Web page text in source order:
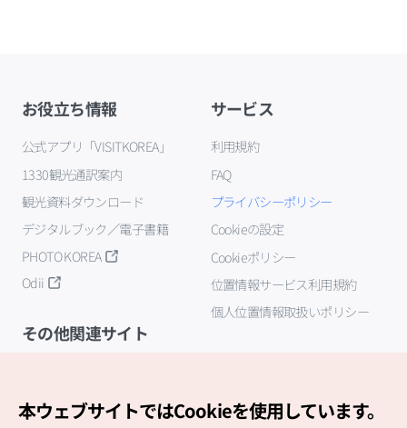
お役立ち情報
公式アプリ「VISITKOREA」
1330観光通訳案内
観光資料ダウンロード
デジタルブック／電子書籍
PHOTO KOREA
Odii
サービス
利用規約
FAQ
プライバシーポリシー
Cookieの設定
Cookieポリシー
位置情報サービス利用規約
個人位置情報取扱いポリシー
その他関連サイト
本ウェブサイトではCookieを使用しています。